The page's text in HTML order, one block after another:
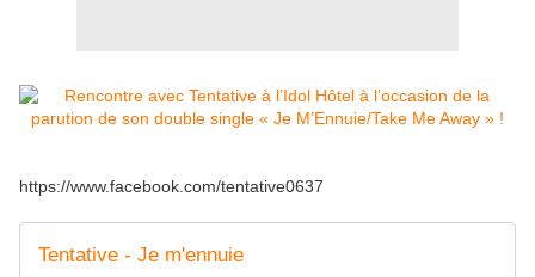
https://www.facebook.com/tentative0637
Tentative - Je m'ennuie